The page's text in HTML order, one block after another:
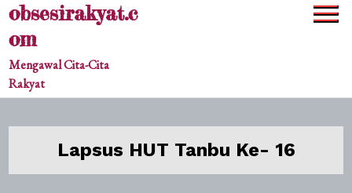
Skipobsesirakyat.c
om
Mengawal Cita-Cita
Rakyat
Lapsus HUT Tanbu Ke- 16